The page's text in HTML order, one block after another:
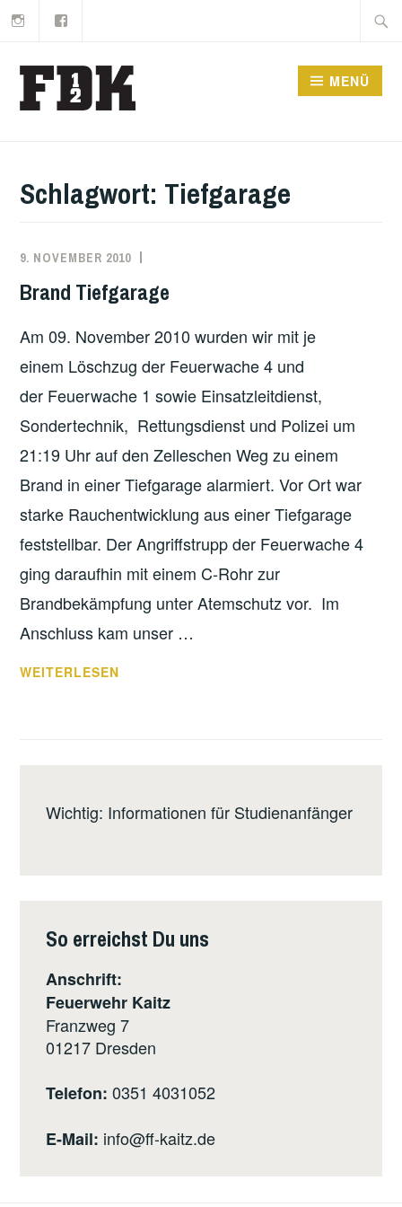
Zum
springen
Suche
MENÜ
Schlagwort: Tiefgarage
9. NOVEMBER 2010
Brand Tiefgarage
Am 09. November 2010 wurden wir mit je
einem Löschzug der Feuerwache 4 und
der Feuerwache 1 sowie Einsatzleitdienst,
Sondertechnik, Rettungsdienst und Polizei um
21:19 Uhr auf den Zelleschen Weg zu einem
Brand in einer Tiefgarage alarmiert. Vor Ort war
starke Rauchentwicklung aus einer Tiefgarage
feststellbar. Der Angriffstrupp der Feuerwache 4
ging daraufhin mit einem C-Rohr zur
Brandbekämpfung unter Atemschutz vor. Im
Anschluss kam unser …
BRAND
WEITERLESEN
Wichtig: Informationen für Studienanfänger
So erreichst Du uns
Anschrift:
Feuerwehr Kaitz
Franzweg 7
01217 Dresden
Telefon:0351 4031052
E-Mail: info@ff-kaitz.de